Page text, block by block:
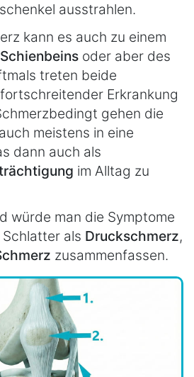
ausstrahlen.
kann es auch zu einem
oder aber des
treten beide
Erkrankung
gehen die
meistens in eine
dann auch als
im Alltag zu
würde man die Symptome
als Druckschmerz,
zusammenfassen.